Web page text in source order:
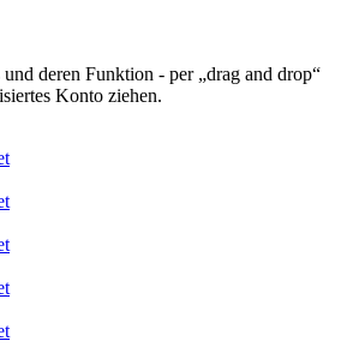
deren Funktion - per „drag and drop“
Konto ziehen.